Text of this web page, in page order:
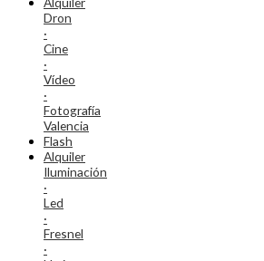
Dron
·
Cine
·
Vídeo
·
Fotografía
Valencia
Flash
Alquiler
Iluminación
·
Led
·
Fresnel
·